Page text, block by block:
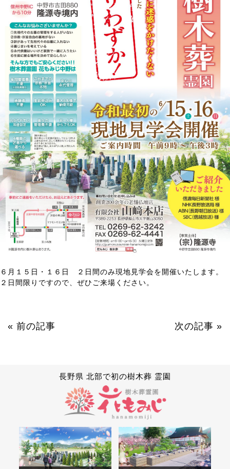
６月１５日・１６日 ２日間のみ現地見学会を開催いたします。
２日間限りですので、ぜひご来場ください。
« 前の記事 次の記事 »
長野県 北部で初の樹木葬 霊園